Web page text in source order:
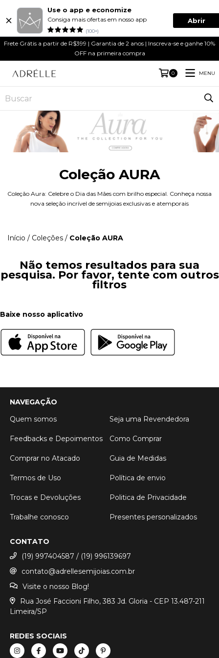
Use o app e economize
Consiga mais ofertas em nosso app
(100+)
Abrir
Frete Grátis a partir de R$399 | Garantia de 2 anos | Inscreva-se e ganhe 10%
OFF na primeira compra
0 MENU
Coleção AURA
Coleção Aura: Celebre o Dia das Mães com brilho especial. Conheça nossa
nova seleção incrível de semijoias exclusivas e atemporais
Início / Coleções / Coleção AURA
Não temos resultados para sua
pesquisa. Por favor, tente com outros
filtros
Baixe nosso aplicativo
NAVEGAÇÃO
Quem somos
Seja uma Revendedora
Feedbacks e Depoimentos Como Comprar
Comprar no Atacado Guia de Medidas
Termos de Uso Política de envio
Trocas e Devoluções Politica de Privacidade
Trabalhe conosco Presentes personalizados
CONTATO
(19) 997404587 / (19) 996139697
contato@adrellesemijoias.com.br
Visite o nosso Blog!
Rua José Faccioni Filho, 383 Jd. Gloria - CEP 13.487-211
Limeira/SP
REDES SOCIAIS